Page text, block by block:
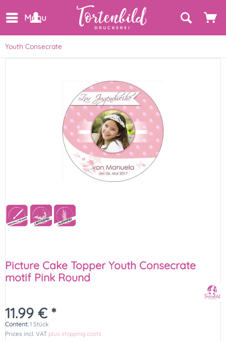
Menu
Youth Consecrate
Picture Cake Topper Youth Consecrate
motif Pink Round
11.99 € *
Content: 1 Stück
Prices incl. VAT plus shipping costs